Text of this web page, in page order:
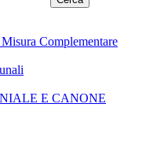
Complementare
E CANONE